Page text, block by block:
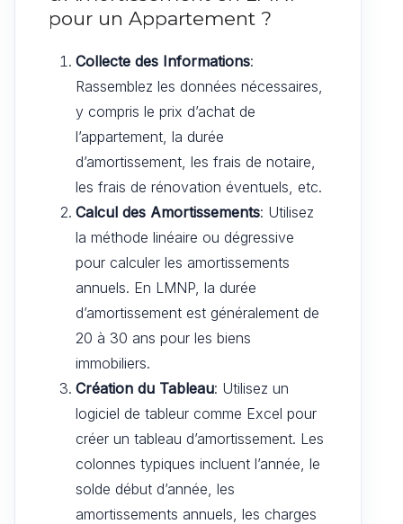
pour un Appartement ?
Collecte des Informations:
Rassemblez les données nécessaires,
y compris le prix d’achat de
l’appartement, la durée
d’amortissement, les frais de notaire,
les frais de rénovation éventuels, etc.
Calcul des Amortissements: Utilisez
la méthode linéaire ou dégressive
pour calculer les amortissements
annuels. En LMNP, la durée
d’amortissement est généralement de
20 à 30 ans pour les biens
immobiliers.
Création du Tableau: Utilisez un
logiciel de tableur comme Excel pour
créer un tableau d’amortissement. Les
colonnes typiques incluent l’année, le
solde début d’année, les
amortissements annuels, les charges